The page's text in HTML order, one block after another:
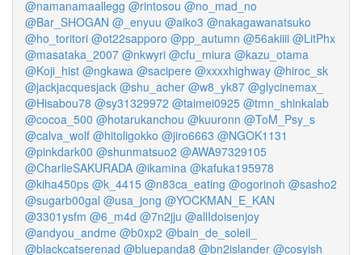
@namanamaallegg @rintosou @no_mad_no
@Bar_SHOGAN @_enyuu @aiko3 @nakagawanatsuko
@ho_toritori @ot22sapporo @pp_autumn @56akiiii @LitPhx
@masataka_2007 @nkwyri @cfu_miura @kazu_otama
@Koji_hist @ngkawa @sacipere @xxxxhighway @hiroc_sk
@jackjacquesjack @shu_acher @w8_yk87 @glycinemax_
@Hisabou78 @sy31329972 @taimei0925 @tmn_shinkalab
@cocoa_500 @hotarukanchou @kuuronn @ToM_Psy_s
@calva_wolf @hitoligokko @jiro6663 @NGOK1131
@pinkdark00 @shunmatsuo2 @AWA97329105
@CharlieSAKURADA @ikamina @kafuka195978
@kiha450ps @k_4415 @n83ca_eating @ogorinoh @sasho2
@sugarb00gal @usa_jong @YOCKMAN_E_KAN
@3301ysfm @6_m4d @7n2jju @allIdoisenjoy
@andyou_andme @b0xp2 @bain_de_soleil_
@blackcatserenad @bluepanda8 @bn2islander @cosyish